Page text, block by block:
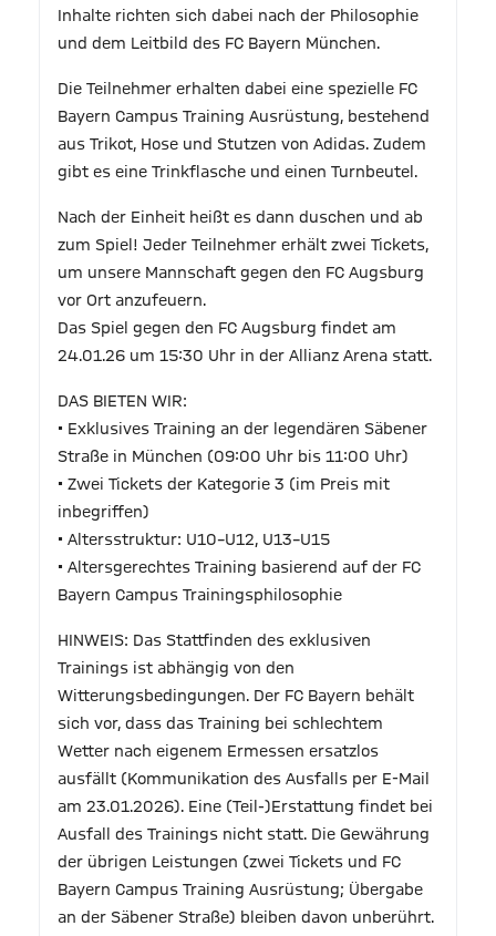
Inhalte richten sich dabei nach der Philosophie
und dem Leitbild des FC Bayern München.
Die Teilnehmer erhalten dabei eine spezielle FC
Bayern Campus Training Ausrüstung, bestehend
aus Trikot, Hose und Stutzen von Adidas. Zudem
gibt es eine Trinkflasche und einen Turnbeutel.
Nach der Einheit heißt es dann duschen und ab
zum Spiel! Jeder Teilnehmer erhält zwei Tickets,
um unsere Mannschaft gegen den FC Augsburg
vor Ort anzufeuern.
Das Spiel gegen den FC Augsburg findet am
24.01.26 um 15:30 Uhr in der Allianz Arena statt.
DAS BIETEN WIR:
• Exklusives Training an der legendären Säbener
Straße in München (09:00 Uhr bis 11:00 Uhr)
• Zwei Tickets der Kategorie 3 (im Preis mit
inbegriffen)
• Altersstruktur: U10–U12, U13–U15
• Altersgerechtes Training basierend auf der FC
Bayern Campus Trainingsphilosophie
HINWEIS: Das Stattfinden des exklusiven
Trainings ist abhängig von den
Witterungsbedingungen. Der FC Bayern behält
sich vor, dass das Training bei schlechtem
Wetter nach eigenem Ermessen ersatzlos
ausfällt (Kommunikation des Ausfalls per E-Mail
am 23.01.2026). Eine (Teil-)Erstattung findet bei
Ausfall des Trainings nicht statt. Die Gewährung
der übrigen Leistungen (zwei Tickets und FC
Bayern Campus Training Ausrüstung; Übergabe
an der Säbener Straße) bleiben davon unberührt.